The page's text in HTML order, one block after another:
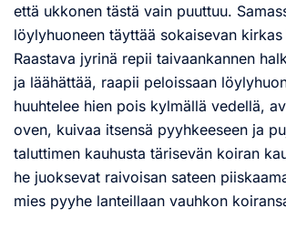
että ukkonen tästä vain puuttuu.
löylyhuoneen täyttää sokaisevan kirkas
Raastava jyrinä repii taivaankannen
ja läähättää, raapii peloissaan
huuhtelee hien pois kylmällä vedellä,
oven, kuivaa itsensä pyyhkeeseen ja
taluttimen kauhusta tärisevän koiran
he juoksevat raivoisan sateen
mies pyyhe lanteillaan vauhkon